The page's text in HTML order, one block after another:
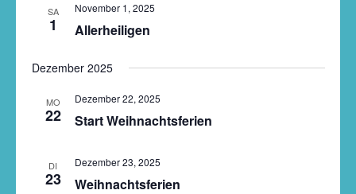
SA
1
November 1, 2025
Allerheiligen
Dezember 2025
MO
22
Dezember 22, 2025
Start Weihnachtsferien
DI
23
Dezember 23, 2025
Weihnachtsferien